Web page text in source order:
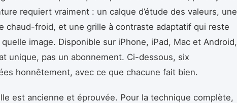
requiert vraiment : un calque d’étude des valeurs, une
chaud-froid, et une grille à contraste adaptatif qui reste
image. Disponible sur iPhone, iPad, Mac et Android,
unique, pas un abonnement. Ci-dessous, six
honnêtement, avec ce que chacune fait bien.
est ancienne et éprouvée. Pour la technique complète,